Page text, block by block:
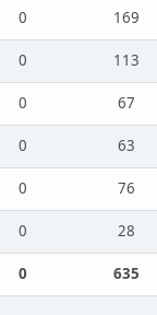
0
169
0
113
0
67
0
63
0
76
0
28
0 635